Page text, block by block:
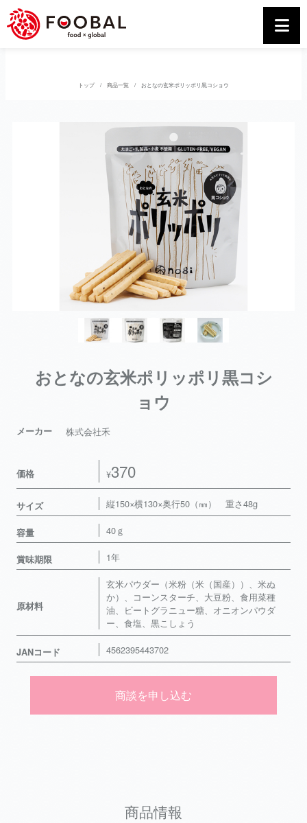
トップ 商品一覧 おとなの玄米ポリッポリ黒コショウ
おとなの玄米ポリッポリ黒コシ
ョウ
メーカー 株式会社禾
価格 ¥370
サイズ 縦150×横130×奥行50（㎜） 重さ48g
容量 40ｇ
賞味期限 1年
原材料
玄米パウダー（米粉（米（国産））、米ぬ
か）、コーンスターチ、大豆粉、食用菜種
油、ビートグラニュー糖、オニオンパウダ
ー、食塩、黒こしょう
JANコード 4562395443702
商談を申し込む
商品情報